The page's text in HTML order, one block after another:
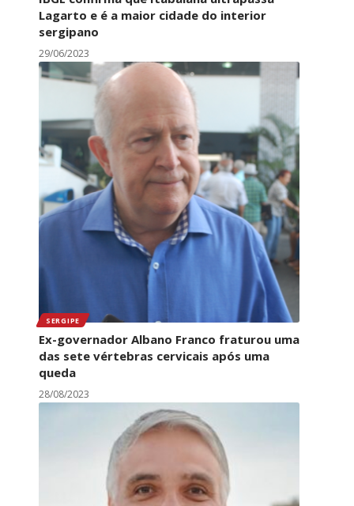
Lagarto e é a maior cidade do interior
sergipano
29/06/2023
SERGIPE
Ex-governador Albano Franco fraturou uma
das sete vértebras cervicais após uma
queda
28/08/2023